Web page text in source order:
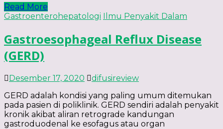
Read More
Gastroenterohepatologi Ilmu Penyakit Dalam
Gastroesophageal Reflux Disease
(GERD)
Desember 17, 2020
difusireview
GERD adalah kondisi yang paling umum ditemukan
pada pasien di poliklinik. GERD sendiri adalah penyakit
kronik akibat aliran retrograde kandungan
gastroduodenal ke esofagus atau organ